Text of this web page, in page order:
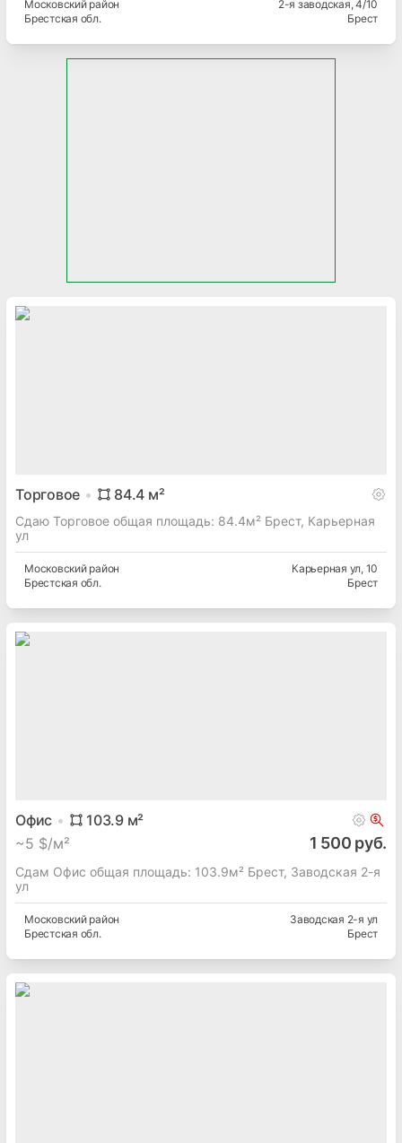
Московскийрайон
Брестская обл.
2-я заводская, 4/10
Брест
Торговое 84.4 м²
Сдаю Торговое общая площадь: 84.4м² Брест, Карьерная
ул
Московскийрайон
Брестская обл.
Карьерная ул, 10
Брест
Офис 103.9м²
~5 $/м² 1 500 руб.
Сдам Офис общая площадь: 103.9м² Брест, Заводская 2-я
ул
Московскийрайон
Брестская обл.
Заводская 2-я ул
Брест